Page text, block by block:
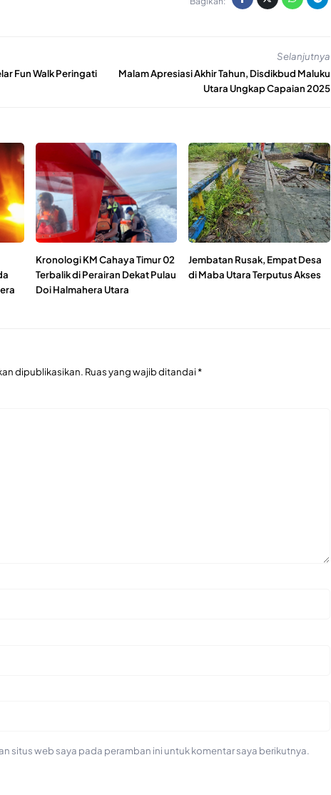
Fun Walk Peringati
Selanjutnya
Malam Apresiasi Akhir Tahun, Disdikbud Maluku
Utara Ungkap Capaian 2025
Kronologi KM Cahaya Timur 02
Terbalik di Perairan Dekat Pulau
Doi Halmahera Utara
Jembatan Rusak, Empat Desa
di Maba Utara Terputus Akses
dipublikasikan. Ruas yang wajib ditandai*
situs web saya pada peramban ini untuk komentar saya berikutnya.